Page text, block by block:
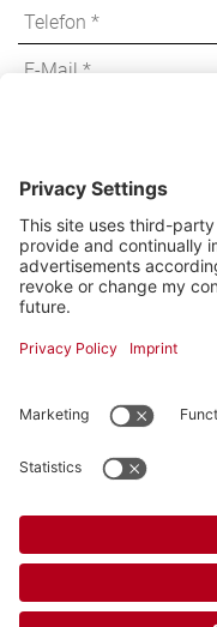
Ich bin mit den
einverstanden *
Angaben mit * sind
© RESIDA Immobilien
Kontakt